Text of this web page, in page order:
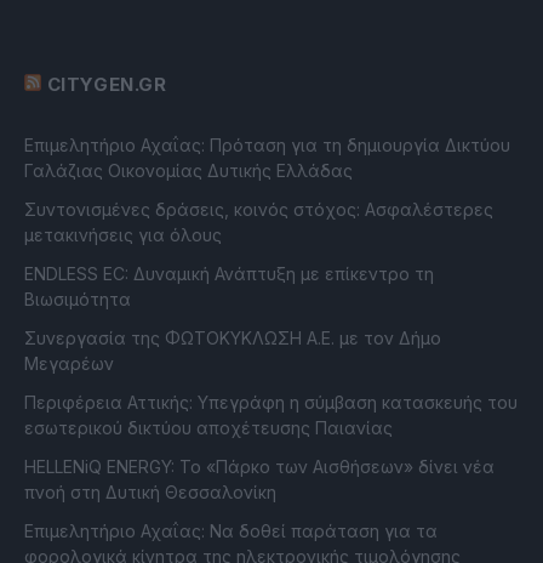
CITYGEN.GR
Επιμελητήριο Αχαΐας: Πρόταση για τη δημιουργία Δικτύου
Γαλάζιας Οικονομίας Δυτικής Ελλάδας
Συντονισμένες δράσεις, κοινός στόχος: Ασφαλέστερες
μετακινήσεις για όλους
ENDLESS EC: Δυναμική Ανάπτυξη με επίκεντρο τη
Βιωσιμότητα
Συνεργασία της ΦΩΤΟΚΥΚΛΩΣΗ Α.Ε. με τον Δήμο
Μεγαρέων
Περιφέρεια Αττικής: Υπεγράφη η σύμβαση κατασκευής του
εσωτερικού δικτύου αποχέτευσης Παιανίας
HELLENiQ ENERGY: Το «Πάρκο των Αισθήσεων» δίνει νέα
πνοή στη Δυτική Θεσσαλονίκη
Επιμελητήριο Αχαΐας: Να δοθεί παράταση για τα
φορολογικά κίνητρα της ηλεκτρονικής τιμολόγησης